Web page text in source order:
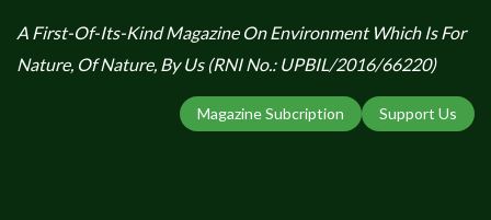
A First-Of-Its-Kind Magazine On Environment Which Is For
Nature, Of Nature, By Us (RNI No.: UPBIL/2016/66220)
Support Us
Magazine Subcription